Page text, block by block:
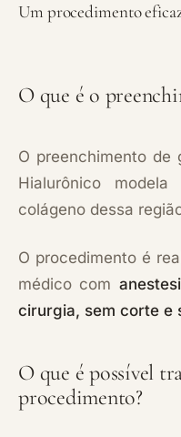
Um procedimento
O que é o
O preenchimento de
Hialurônico
colágeno dessa
O procedimento é
médico com
cirurgia, sem corte e
O que é possível
procedimento?